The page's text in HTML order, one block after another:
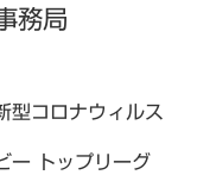
務局
型コロナウィルス
ー トップリーグ